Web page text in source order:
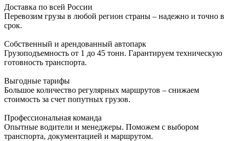
Доставка по всей России
Перевозим грузы в любой регион страны – надежно и точно в
срок.
Собственный и арендованный автопарк
Грузоподъемность от 1 до 45 тонн. Гарантируем техническую
готовность транспорта.
Выгодные тарифы
Большое количество регулярных маршрутов – снижаем
стоимость за счет попутных грузов.
Профессиональная команда
Опытные водители и менеджеры. Поможем с выбором
транспорта, документацией и маршрутом.